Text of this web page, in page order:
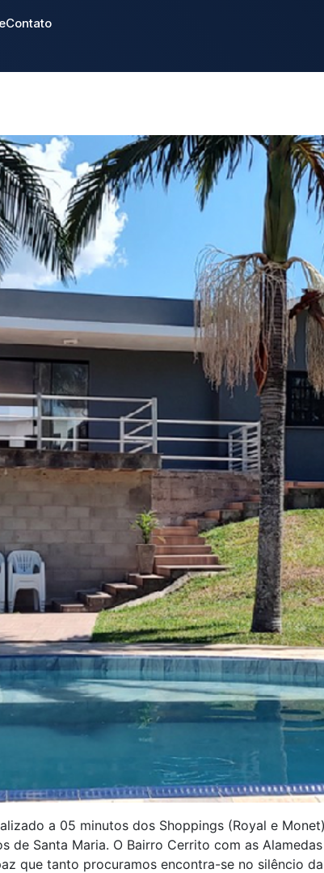
Contato
a 05 minutos dos Shoppings (Royal e
de Santa Maria. O Bairro Cerrito com as
que tanto procuramos encontra-se no silêncio